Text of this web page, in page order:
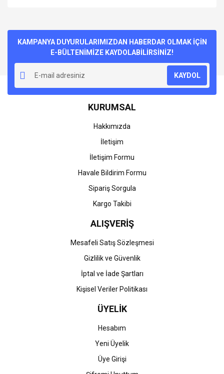
Yorum Yaz
kullanarak tarafımıza iletebilirsiniz.
Görüş ve önerileriniz için teşekkür ederiz.
Ürün resmi kalitesiz, bozuk veya görüntülenemiyor.
Ürün açıklamasında eksik bilgiler bulunuyor.
Ürün bilgilerinde hatalar bulunuyor.
Ürün fiyatı diğer sitelerden daha pahalı.
Gönder
KAMPANYA DUYURULARIMIZDAN HABERDAR OLMAK İÇİN
E-BÜLTENİMİZE KAYDOLABİLİRSİNİZ!
KAYDOL
KURUMSAL
Hakkımızda
İletişim
İletişim Formu
Havale Bildirim Formu
Sipariş Sorgula
Kargo Takibi
ALIŞVERİŞ
Mesafeli Satış Sözleşmesi
Gizlilik ve Güvenlik
İptal ve İade Şartları
Kişisel Veriler Politikası
ÜYELİK
Hesabım
Yeni Üyelik
Üye Girişi